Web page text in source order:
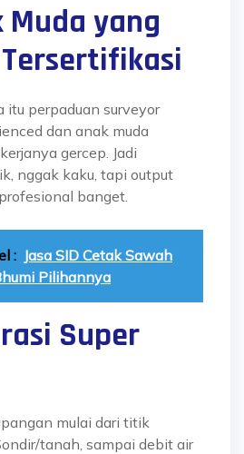
Muda yang
itu perpaduan surveyor
dan anak muda
gercep. Jadi
nggak kaku, tapi output
banget.
: Jasa SID Cetak Sawah
Pilihannya
Super
mulai dari titik
tanah, sampai debit air